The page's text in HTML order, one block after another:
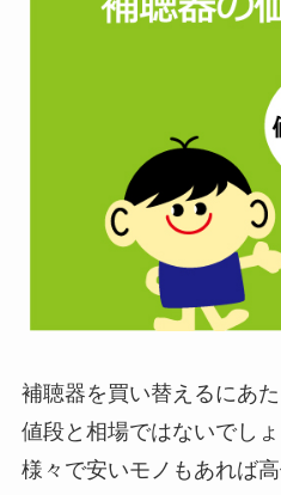
補聴器を買い替えるにあ
値段と相場ではないでし
様々で安いモノもあれば